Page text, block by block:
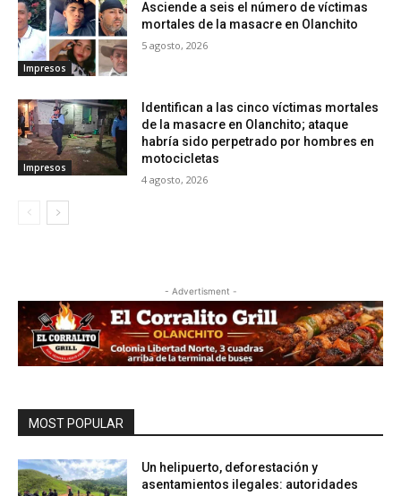
Impresos
Asciende a seis el número de víctimas
mortales de la masacre en Olanchito
5 agosto, 2026
Impresos
Identifican a las cinco víctimas mortales
de la masacre en Olanchito; ataque
habría sido perpetrado por hombres en
motocicletas
4 agosto, 2026
- Advertisment -
MOST POPULAR
Un helipuerto, deforestación y
asentamientos ilegales: autoridades